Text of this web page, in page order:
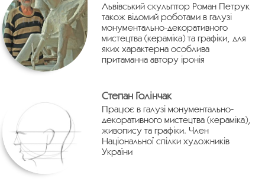
Львівський скульптор Роман Петрук
також відомий роботами в галузі
монументально-декоративного
мистецтва (кераміка) та графіки, для
яких характерна особлива
притаманна автору іронія
Степан Голінчак
Працює в галузі монументально-
декоративного мистецтва (кераміка),
живопису та графіки. Член
Національної спілки художників
України